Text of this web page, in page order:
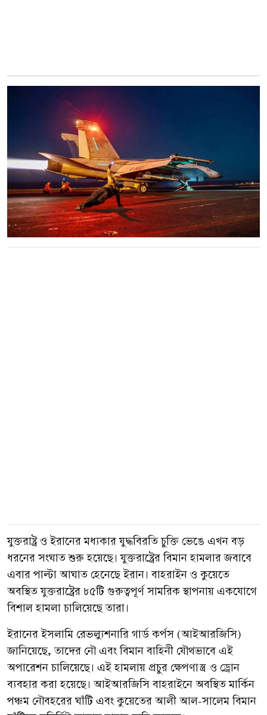
যুক্তরাষ্ট্র ও ইরানের মধ্যকার যুদ্ধবিরতি চুক্তি ভেঙে এখন বড়
ধরনের সংঘাত শুরু হয়েছে। যুক্তরাষ্ট্রের বিমান হামলার জবাবে
এবার পাল্টা আঘাত হেনেছে ইরান। বাহরাইন ও কুয়েতে
অবস্থিত যুক্তরাষ্ট্রের ৮৫টি গুরুত্বপূর্ণ সামরিক স্থাপনায় একযোগে
বিশাল হামলা চালিয়েছে তারা।
ইরানের ইসলামি রেভল্যুশনারি গার্ড কর্পস (আইআরজিসি)
জানিয়েছে, তাদের নৌ এবং বিমান বাহিনী যৌথভাবে এই
অপারেশন চালিয়েছে। এই হামলায় প্রচুর ক্ষেপণাস্ত্র ও ড্রোন
ব্যবহার করা হয়েছে। আইআরজিসি বাহরাইনে অবস্থিত মার্কিন
পঞ্চম নৌবহরের ঘাঁটি এবং কুয়েতের আলী আল-সালেম বিমান